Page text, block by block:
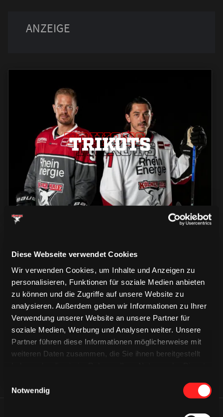
Diese Webseite verwendet Cookies
Wir verwenden Cookies, um Inhalte und Anzeigen zu
personalisieren, Funktionen für soziale Medien anbieten
zu können und die Zugriffe auf unsere Website zu
analysieren. Außerdem geben wir Informationen zu Ihrer
Verwendung unserer Website an unsere Partner für
soziale Medien, Werbung und Analysen weiter. Unsere
Partner führen diese Informationen möglicherweise mit
weiteren Daten zusammen, die Sie ihnen bereitgestellt
Notwendig
TRIKOTS
TRIKOTS
TRIKOTS
CAPS & CO
CAPS & CO
CAPS & CO